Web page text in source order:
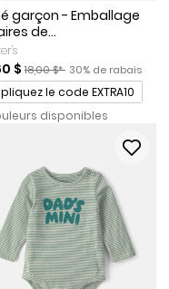
garçon - Emballage
de...
de solde
$Prix ​​de détail suggéré par
18,00 $* Pourcentage de
30% de rabais
le code EXTRA10
disponibles